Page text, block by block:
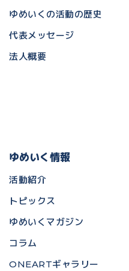
ゆめいくの活動の歴史
代表メッセージ
法人概要
ゆめいく情報
活動紹介
トピックス
ゆめいくマガジン
コラム
ONEARTギャラリー